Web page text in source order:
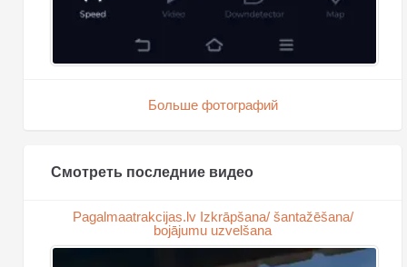
Больше фотографий
Смотреть последние видео
Pagalmaatrakcijas.lv Izkrāpšana/ šantažēšana/
bojājumu uzvelšana